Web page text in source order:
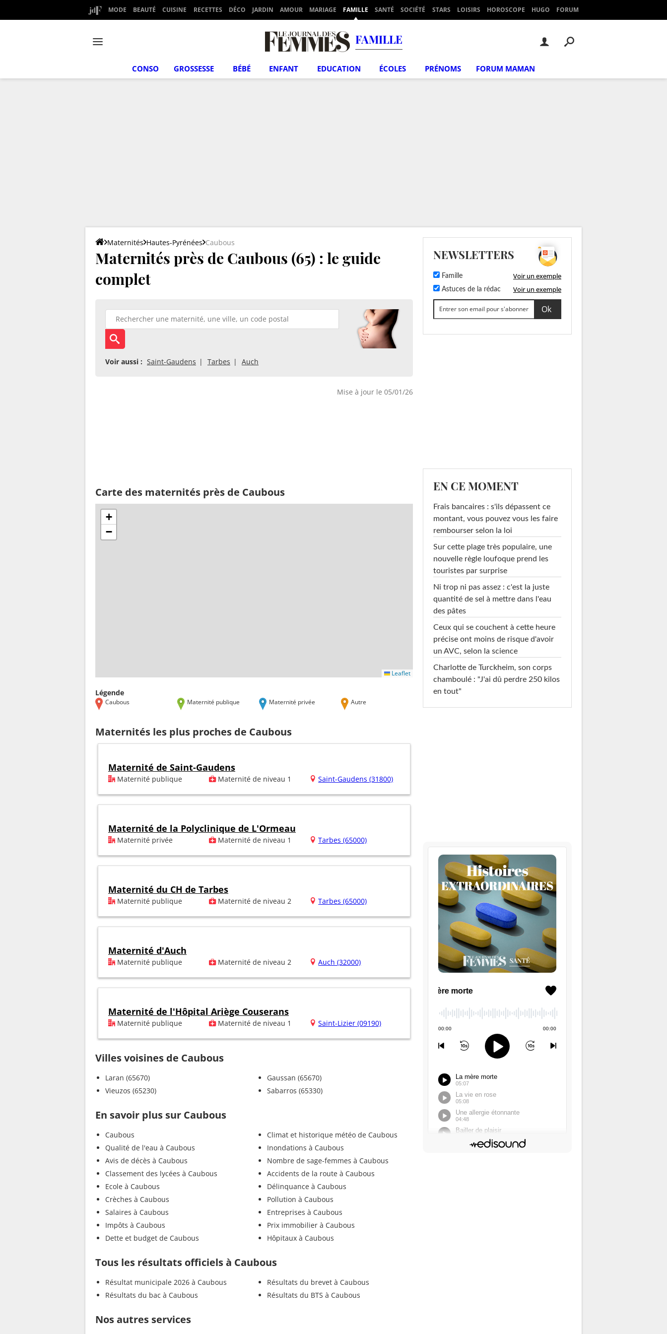
MODE BEAUTÉ CUISINE RECETTES DÉCO JARDIN AMOUR MARIAGE FAMILLE SANTÉ SOCIÉTÉ STARS LOISIRS HOROSCOPE HUGO FORUM
FAMILLE
CONSO GROSSESSE BÉBÉ ENFANT EDUCATION ÉCOLES PRÉNOMS FORUM MAMAN
Maternités Hautes-Pyrénées Caubous
Maternités près de Caubous (65) : le guide
complet
Voir aussi : Saint-Gaudens Tarbes Auch
Mise à jour le 05/01/26
Carte des maternités près de Caubous
+
−
Leaflet
Légende
Caubous Maternité publique Maternité privée Autre
Maternités les plus proches de Caubous
Maternité de Saint-Gaudens
Maternité publique Maternité de niveau 1 Saint-Gaudens (31800)
Maternité de la Polyclinique de L'Ormeau
Maternité privée Maternité de niveau 1 Tarbes (65000)
Maternité du CH de Tarbes
Maternité publique Maternité de niveau 2 Tarbes (65000)
Maternité d'Auch
Maternité publique Maternité de niveau 2 Auch (32000)
Maternité de l'Hôpital Ariège Couserans
Maternité publique Maternité de niveau 1 Saint-Lizier (09190)
Villes voisines de Caubous
Laran (65670)
Vieuzos (65230)
Gaussan (65670)
Sabarros (65330)
En savoir plus sur Caubous
Caubous
Qualité de l'eau à Caubous
Avis de décès à Caubous
Classement des lycées à Caubous
Ecole à Caubous
Crèches à Caubous
Salaires à Caubous
Impôts à Caubous
Dette et budget de Caubous
Climat et historique météo de Caubous
Inondations à Caubous
Nombre de sage-femmes à Caubous
Accidents de la route à Caubous
Délinquance à Caubous
Pollution à Caubous
Entreprises à Caubous
Prix immobilier à Caubous
Hôpitaux à Caubous
Tous les résultats officiels à Caubous
Résultat municipale 2026 à Caubous
Résultats du bac à Caubous
Résultats du brevet à Caubous
Résultats du BTS à Caubous
Nos autres services
NEWSLETTERS
Famille Voir un exemple
Astuces de la rédac Voir un exemple
EN CE MOMENT
Frais bancaires : s'ils dépassent ce
montant, vous pouvez vous les faire
rembourser selon la loi
Sur cette plage très populaire, une
nouvelle règle loufoque prend les
touristes par surprise
Ni trop ni pas assez : c'est la juste
quantité de sel à mettre dans l'eau
des pâtes
Ceux qui se couchent à cette heure
précise ont moins de risque d'avoir
un AVC, selon la science
Charlotte de Turckheim, son corps
chamboulé : "J'ai dû perdre 250 kilos
en tout"